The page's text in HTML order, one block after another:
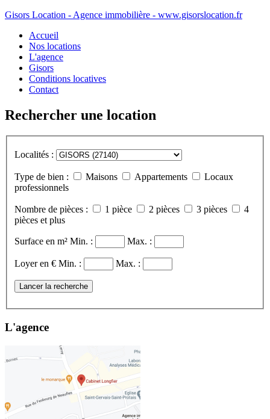
Gisors Location - Agence immobilière - www.gisorslocation.fr
Accueil
Nos locations
L'agence
Gisors
Conditions locatives
Contact
Rechercher une location
Localités :
Type de bien : Maisons Appartements
Locaux
professionnels
Nombre de pièces : 1 pièce 2 pièces 3 pièces
4
pièces et plus
Surface en m² Min. : Max. :
Loyer en € Min. : Max. :
Lancer la recherche
L'agence